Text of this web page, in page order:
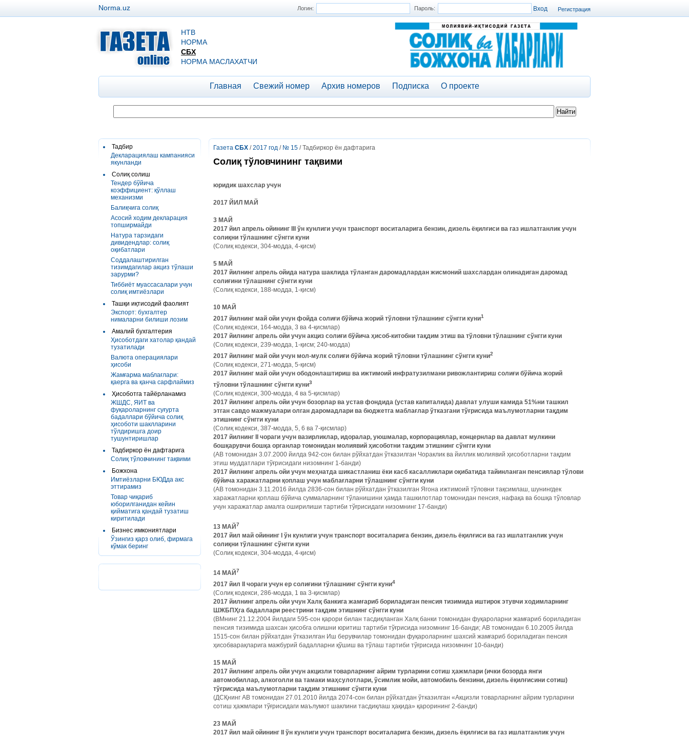
Регистрация
Логин: Пароль:
Norma.uz
НТВ
НОРМА
СБХ
НОРМА МАСЛАХАТЧИ
Главная Свежий номер Архив номеров Подписка О проекте
Тадбир
Декларациялаш кампанияси
якунланди
Солиқ солиш
Тендер бўйича
коэффициент: қўллаш
механизми
Балиқчига солиқ
Асосий ходим декларация
топширмайди
Натура тарзидаги
дивидендлар: солиқ
оқибатлари
Соддалаштирилган
тизимдагилар акциз тўлаши
зарурми?
Тиббиёт муассасалари учун
солиқ имтиёзлари
Ташқи иқтисодий фаолият
Экспорт: бухгалтер
нималарни билиши лозим
Амалий бухгалтерия
Ҳисоботдаги хатолар қандай
тузатилади
Валюта операциялари
ҳисоби
Жамғарма маблағлари:
қаерга ва қанча сарфлаймиз
Ҳисоботга тайёрланамиз
ЖШДС, ЯИТ ва
фуқароларнинг суғурта
бадаллари бўйича солиқ
ҳисоботи шаклларини
тўлдиришга доир
тушунтиришлар
Тадбиркор ён дафтарига
Солиқ тўловчининг тақвими
Божхона
Имтиёзларни БЮДда акс
эттирамиз
Товар чиқариб
юборилганидан кейин
қийматига қандай тузатиш
киритилади
Бизнес имкониятлари
Ўзингиз қарз олиб, фирмага
кўмак беринг
Газета СБХ /2017 год / № 15 / Тадбиркор ён дафтарига
Солиқ тўловчининг тақвими
юридик шахслар учун
2017 ЙИЛ МАЙ
3 МАЙ
2017 йил апрель ойининг III ўн кунлиги учун транспорт воситаларига бензин, дизель ёқилғиси ва газ ишлатганлик учун
солиқни тўлашнинг сўнгги куни
(Солиқ кодекси, 304-модда, 4-қисм)
5 МАЙ
2017 йилнинг апрель ойида натура шаклида тўланган даромадлардан жисмоний шахслардан олинадиган даромад
солиғини тўлашнинг сўнгги куни
(Солиқ кодекси, 188-модда, 1-қисм)
10 МАЙ
2017 йилнинг май ойи учун фойда солиғи бўйича жорий тўловни тўлашнинг сўнгги куни1
(Солиқ кодекси, 164-модда, 3 ва 4-қисмлар)
2017 йилнинг апрель ойи учун акциз солиғи бўйича ҳисоб-китобни тақдим этиш ва тўловни тўлашнинг сўнгги куни
(Солиқ кодекси, 239-модда, 1-қисм; 240-модда)
2017 йилнинг май ойи учун мол-мулк солиғи бўйича жорий тўловни тўлашнинг сўнгги куни2
(Солиқ кодекси, 271-модда, 5-қисм)
2017 йилнинг май ойи учун ободонлаштириш ва ижтимоий инфратузилмани ривожлантириш солиғи бўйича жорий
тўловни тўлашнинг сўнгги куни3
(Солиқ кодекси, 300-модда, 4 ва 5-қисмлар)
2017 йилнинг апрель ойи учун бозорлар ва устав фондида (устав капиталида) давлат улуши камида 51%ни ташкил
этган савдо мажмуалари олган даромадлари ва бюджетга маблағлар ўтказгани тўғрисида маълумотларни тақдим
этишнинг сўнгги куни
(Солиқ кодекси, 387-модда, 5, 6 ва 7-қисмлар)
2017 йилнинг II чораги учун вазирликлар, идоралар, уюшмалар, корпорациялар, концернлар ва давлат мулкини
бошқарувчи бошқа органлар томонидан молиявий ҳисоботни тақдим этишнинг сўнгги куни
(АВ томонидан 3.07.2000 йилда 942-сон билан рўйхатдан ўтказилган Чораклик ва йиллик молиявий ҳисоботларни тақдим
этиш муддатлари тўғрисидаги низомнинг 1-банди)
2017 йилнинг апрель ойи учун меҳнатда шикастланиш ёки касб касалликлари оқибатида тайинланган пенсиялар тўлови
бўйича харажатларни қоплаш учун маблағларни тўлашнинг сўнгги куни
(АВ томонидан 3.11.2016 йилда 2836-сон билан рўйхатдан ўтказилган Ягона ижтимоий тўловни тақсимлаш, шунингдек
харажатларни қоплаш бўйича суммаларнинг тўланишини ҳамда ташкилотлар томонидан пенсия, нафақа ва бошқа тўловлар
учун харажатлар амалга оширилиши тартиби тўғрисидаги низомнинг 17-банди)
13 МАЙ7
2017 йил май ойининг I ўн кунлиги учун транспорт воситаларига бензин, дизель ёқилғиси ва газ ишлатганлик учун
солиқни тўлашнинг сўнгги куни
(Солиқ кодекси, 304-модда, 4-қисм)
14 МАЙ7
2017 йил II чораги учун ер солиғини тўлашнинг сўнгги куни4
(Солиқ кодекси, 286-модда, 1 ва 3-қисмлар)
2017 йилнинг апрель ойи учун Халқ банкига жамғариб бориладиган пенсия тизимида иштирок этувчи ходимларнинг
ШЖБПҲга бадаллари реестрини тақдим этишнинг сўнгги куни
(ВМнинг 21.12.2004 йилдаги 595-сон қарори билан тасдиқланган Халқ банки томонидан фуқароларни жамғариб бориладиган
пенсия тизимида шахсан ҳисобга олишни юритиш тартиби тўғрисида низомнинг 16-банди; АВ томонидан 6.10.2005 йилда
1515-сон билан рўйхатдан ўтказилган Иш берувчилар томонидан фуқароларнинг шахсий жамғариб бориладиган пенсия
ҳисобварақларига мажбурий бадалларни қўшиш ва тўлаш тартиби тўғрисида низомнинг 10-банди)
15 МАЙ
2017 йилнинг апрель ойи учун акцизли товарларнинг айрим турларини сотиш ҳажмлари (ички бозорда янги
автомобиллар, алкоголли ва тамаки маҳсулотлари, ўсимлик мойи, автомобиль бензини, дизель ёқилғисини сотиш)
тўғрисида маълумотларни тақдим этишнинг сўнгги куни
(ДСҚнинг АВ томонидан 27.01.2010 йилда 2074-сон билан рўйхатдан ўтказилган «Акцизли товарларнинг айрим турларини
сотиш ҳажмлари тўғрисидаги маълумот шаклини тасдиқлаш ҳақида» қарорининг 2-банди)
23 МАЙ
2017 йил май ойининг II ўн кунлиги учун транспорт воситаларига бензин, дизель ёқилғиси ва газ ишлатганлик учун